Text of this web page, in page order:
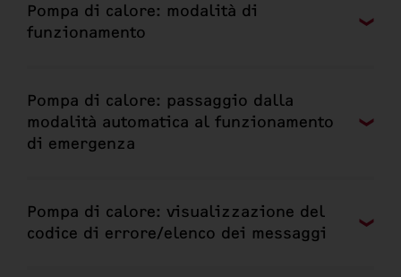
Pompa di calore: modalità di
funzionamento
Pompa di calore: passaggio dalla
modalità automatica al funzionamento
di emergenza
Pompa di calore: visualizzazione del
codice di errore/elenco dei messaggi